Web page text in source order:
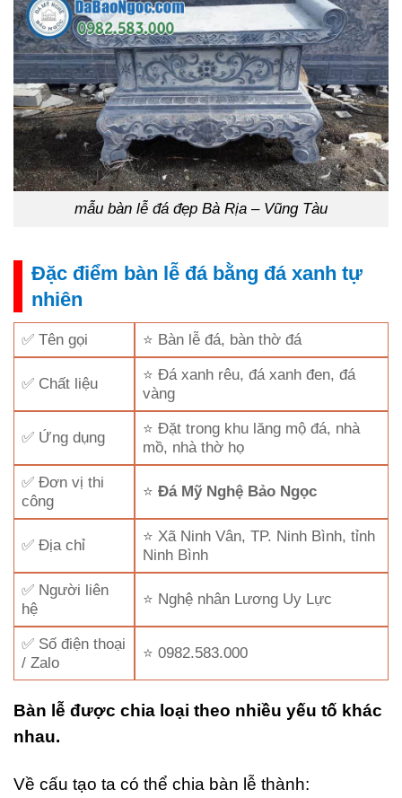
mẫu bàn lễ đá đẹp Bà Rịa – Vũng Tàu
Đặc điểm bàn lễ đá bằng đá xanh tự
nhiên
✅ Tên gọi ⭐ Bàn lễ đá, bàn thờ đá
✅ Chất liệu
⭐ Đá xanh rêu, đá xanh đen, đá
vàng
✅ Ứng dụng
⭐ Đặt trong khu lăng mộ đá, nhà
mồ, nhà thờ họ
✅ Đơn vị thi
công
⭐Đá Mỹ Nghệ Bảo Ngọc
✅ Địa chỉ
⭐ Xã Ninh Vân, TP. Ninh Bình, tỉnh
Ninh Bình
✅ Người liên
hệ
⭐ Nghệ nhân Lương Uy Lực
✅ Số điện thoại
/ Zalo
⭐ 0982.583.000
Bàn lễ được chia loại theo nhiều yếu tố khác
nhau.
Về cấu tạo ta có thể chia bàn lễ thành: